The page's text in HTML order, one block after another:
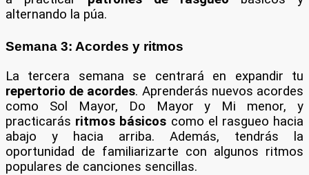
alternando la púa.
Semana 3: Acordes y ritmos
La tercera semana se centrará en expandir tu
repertorio de acordes. Aprenderás nuevos acordes
como Sol Mayor, Do Mayor y Mi menor, y
practicarás ritmos básicos como el rasgueo hacia
abajo y hacia arriba. Además, tendrás la
oportunidad de familiarizarte con algunos ritmos
populares de canciones sencillas.